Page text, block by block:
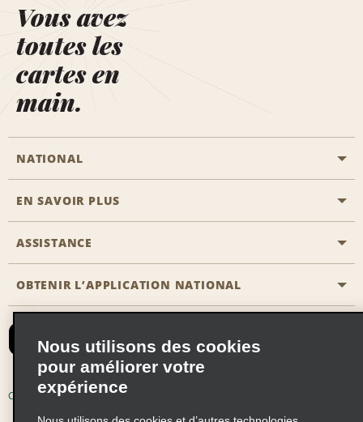
Vous avez
toutes les
cartes en
main.
NATIONAL
Passer une réservation
Solutions pour les professionnels
EN SAVOIR PLUS
Carrière
ASSISTANCE
Accessibilité
Recevoir des offres par email
OBTENIR L’APPLICATION NATIONAL
Conditions d’utilisation
Nous utilisons des cookies
pour améliorer votre
expérience